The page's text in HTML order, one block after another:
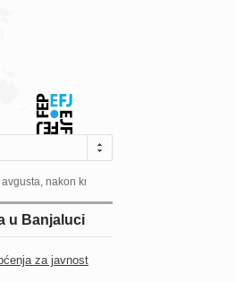
u zakonskom...
nakon kraće bolesti, preminuo
u Banjaluci
za javnost